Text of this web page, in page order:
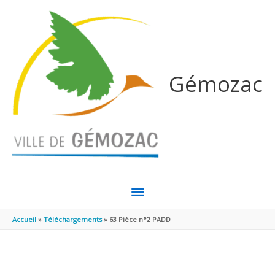
Gémozac
MENU
PRINCIPAL
Accueil Téléchargements 63 Pièce n°2 PADD